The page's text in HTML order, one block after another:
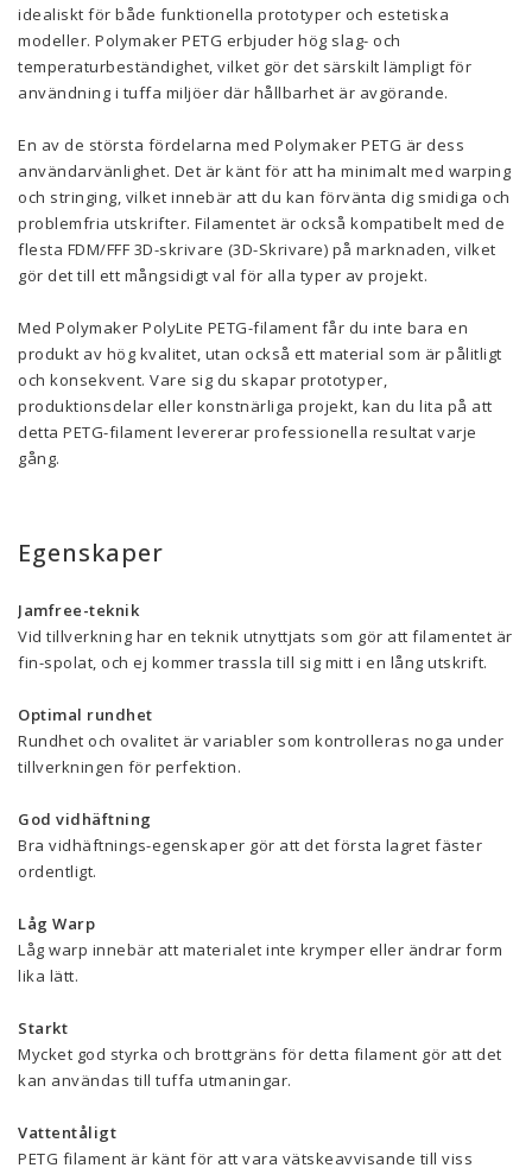
idealiskt för både funktionella prototyper och estetiska
modeller. Polymaker PETG erbjuder hög slag- och
temperaturbeständighet, vilket gör det särskilt lämpligt för
användning i tuffa miljöer där hållbarhet är avgörande.
En av de största fördelarna med Polymaker PETG är dess
användarvänlighet. Det är känt för att ha minimalt med warping
och stringing, vilket innebär att du kan förvänta dig smidiga och
problemfria utskrifter. Filamentet är också kompatibelt med de
flesta FDM/FFF 3D-skrivare (3D-Skrivare) på marknaden, vilket
gör det till ett mångsidigt val för alla typer av projekt.
Med Polymaker PolyLite PETG-filament får du inte bara en
produkt av hög kvalitet, utan också ett material som är pålitligt
och konsekvent. Vare sig du skapar prototyper,
produktionsdelar eller konstnärliga projekt, kan du lita på att
detta PETG-filament levererar professionella resultat varje
gång.
Egenskaper
Jamfree-teknik
Vid tillverkning har en teknik utnyttjats som gör att filamentet är
fin-spolat, och ej kommer trassla till sig mitt i en lång utskrift.
Optimal rundhet
Rundhet och ovalitet är variabler som kontrolleras noga under
tillverkningen för perfektion.
God vidhäftning
Bra vidhäftnings-egenskaper gör att det första lagret fäster
ordentligt.
Låg Warp
Låg warp innebär att materialet inte krymper eller ändrar form
lika lätt.
Starkt
Mycket god styrka och brottgräns för detta filament gör att det
kan användas till tuffa utmaningar.
Vattentåligt
PETG filament är känt för att vara vätskeavvisande till viss